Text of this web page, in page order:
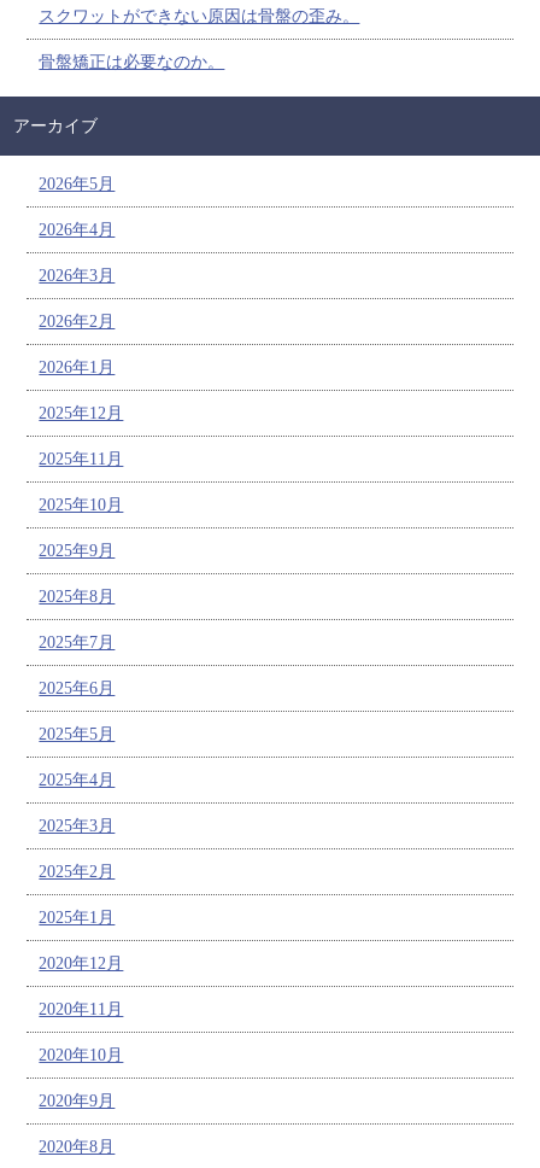
スクワットができない原因は骨盤の歪み。
骨盤矯正は必要なのか。
アーカイブ
2026年5月
2026年4月
2026年3月
2026年2月
2026年1月
2025年12月
2025年11月
2025年10月
2025年9月
2025年8月
2025年7月
2025年6月
2025年5月
2025年4月
2025年3月
2025年2月
2025年1月
2020年12月
2020年11月
2020年10月
2020年9月
2020年8月